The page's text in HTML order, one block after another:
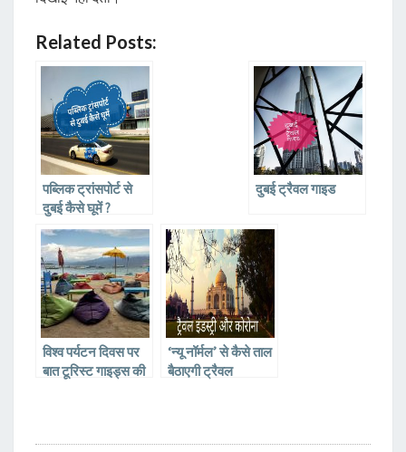
Related Posts:
पब्लिक ट्रांसपोर्ट से
दुबई कैसे घूमें ?
दुबई ट्रैवल गाइड
विश्व पर्यटन दिवस पर
बात टूरिस्ट गाइड्स की
‘न्यू नॉर्मल’ से कैसे ताल
बैठाएगी ट्रैवल